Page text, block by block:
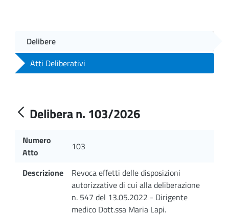
Delibere
Atti Deliberativi
Delibera n. 103/2026
Numero
Atto
103
Descrizione
Revoca effetti delle disposizioni
autorizzative di cui alla deliberazione
n. 547 del 13.05.2022 - Dirigente
medico Dott.ssa Maria Lapi.